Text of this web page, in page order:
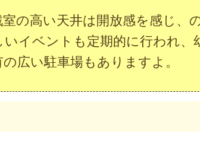
の高い天井は開放感を感じ、
イベントも定期的に行われ、
広い駐車場もありますよ。